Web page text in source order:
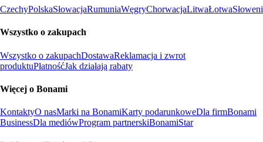
CzechyPolskaSłowacjaRumuniaWęgryChorwacjaLitwaŁotwa
Wszystko o zakupach
Wszystko o zakupachDostawaReklamacja i zwrot
produktuPłatnośćJak działają rabaty
Więcej o Bonami
KontaktyO nasMarki na BonamiKarty podarunkoweDla firmBonami
BusinessDla mediówProgram partnerskiBonamiStar